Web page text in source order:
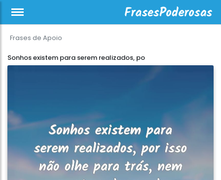
Frases de Apoio
Sonhos existem para serem realizados, po